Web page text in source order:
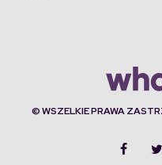
© WSZELKIE PRAWA